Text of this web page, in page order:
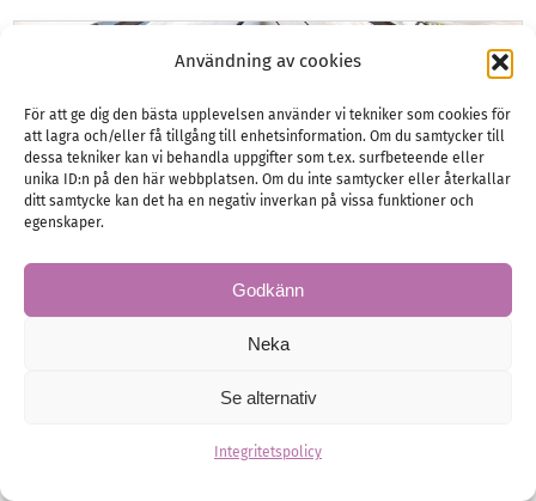
Användning av cookies
För att ge dig den bästa upplevelsen använder vi tekniker som cookies för
att lagra och/eller få tillgång till enhetsinformation. Om du samtycker till
dessa tekniker kan vi behandla uppgifter som t.ex. surfbeteende eller
unika ID:n på den här webbplatsen. Om du inte samtycker eller återkallar
ditt samtycke kan det ha en negativ inverkan på vissa funktioner och
egenskaper.
Godkänn
Neka
Se alternativ
Integritetspolicy
Skapa ditt eget Bridgerton-